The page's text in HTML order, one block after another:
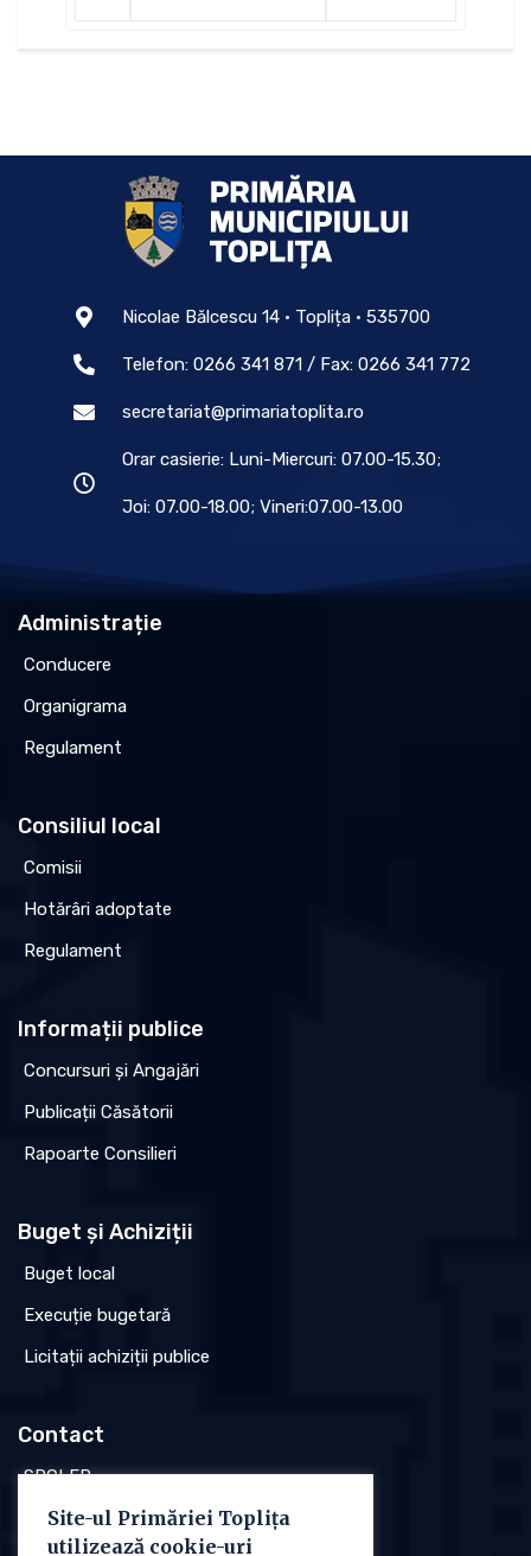
Nicolae Bălcescu 14 • Toplița • 535700
Telefon: 0266 341 871 / Fax: 0266 341 772
secretariat@primariatoplita.ro
Orar casierie: Luni-Miercuri: 07.00-15.30;
Joi: 07.00-18.00; Vineri:07.00-13.00
Administrație
Conducere
Organigrama
Regulament
Consiliul local
Comisii
Hotărâri adoptate
Regulament
Informații publice
Concursuri și Angajări
Publicații Căsătorii
Rapoarte Consilieri
Buget și Achiziții
Buget local
Execuție bugetară
Licitații achiziții publice
Contact
SPCLEP
Stare civilă
Site-ul Primăriei Toplița
utilizează cookie-uri